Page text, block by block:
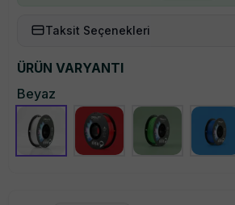
Taksit Seçenekleri
ÜRÜN VARYANTI
Beyaz